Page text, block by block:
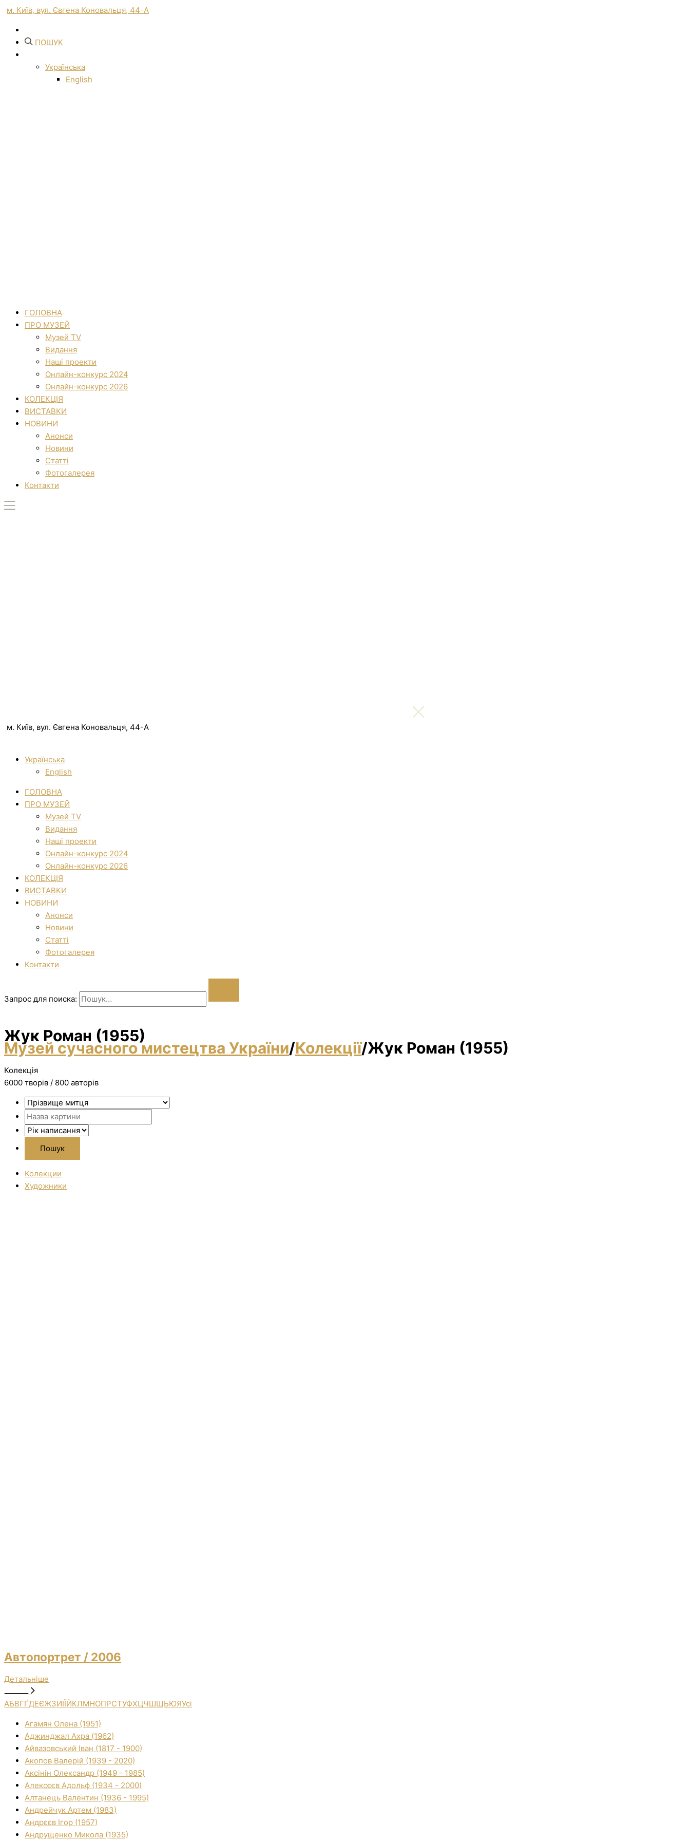
м. Київ, вул. Євгена Коновальця, 44-А
ПОШУК
Українська
English
ГОЛОВНА
ПРО МУЗЕЙ
Музей TV
Видання
Наші проекти
Онлайн-конкурс 2024
Онлайн-конкурс 2026
КОЛЕКЦІЯ
ВИСТАВКИ
НОВИНИ
Анонси
Новини
Статті
Фотогалерея
Контакти
м. Київ, вул. Євгена Коновальця, 44-А
Українська
English
ГОЛОВНА
ПРО МУЗЕЙ
Музей TV
Видання
Наші проекти
Онлайн-конкурс 2024
Онлайн-конкурс 2026
КОЛЕКЦІЯ
ВИСТАВКИ
НОВИНИ
Анонси
Новини
Статті
Фотогалерея
Контакти
Запрос для поиска:
Жук Роман (1955)
Музей сучасного мистецтва України/Колекції/Жук Роман (1955)
Колекція
6000 творiв / 800 авторів
Колекции
Художники
Автопортрет / 2006
Детальніше
АБВГҐДЕЄЖЗИІЇЙКЛМНОПРСТУФХЦЧШЩЬЮЯУсі
Агамян Олена (1951)
Аджинджал Ахра (1962)
Айвазовський Іван (1817 - 1900)
Акопов Валерій (1939 - 2020)
Аксінін Олександр (1949 - 1985)
Алексєєв Адольф (1934 - 2000)
Алтанець Валентин (1936 - 1995)
Андрейчук Артем (1983)
Андрєєв Ігор (1957)
Андрущенко Микола (1935)